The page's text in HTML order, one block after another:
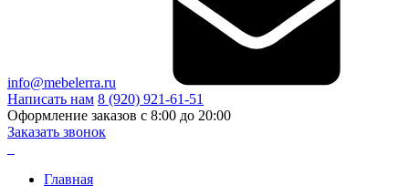
info@mebelerra.ru
Написать нам 8 (920) 921-61-51
Оформление заказов с 8:00 до 20:00
Заказать звонок
Главная